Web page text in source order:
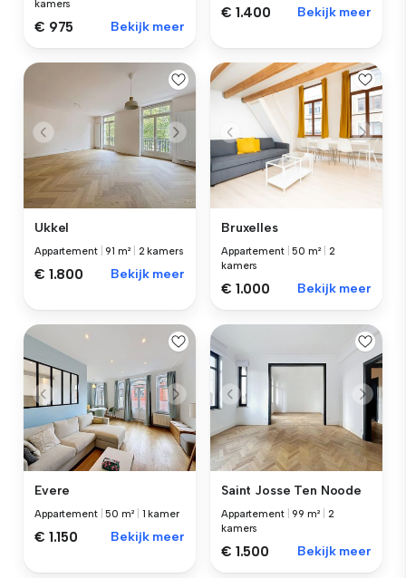
kamers
€ 975 Bekijk meer
€ 1.400 Bekijk meer
Ukkel
Appartement |91 m² 2 kamers
€ 1.800 Bekijk meer
Bruxelles
Appartement |50 m²
2
kamers
€ 1.000 Bekijk meer
Evere
Appartement |50 m² 1 kamer
€ 1.150 Bekijk meer
Saint Josse Ten Noode
Appartement |99 m²
2
kamers
€ 1.500 Bekijk meer